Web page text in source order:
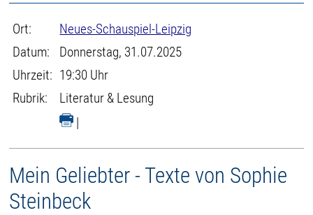
Ort:
Neues-Schauspiel-Leipzig
Datum:
Donnerstag, 31.07.2025
Uhrzeit: 19:30 Uhr
Rubrik:
Literatur & Lesung
|
Mein Geliebter - Texte von Sophie
Steinbeck